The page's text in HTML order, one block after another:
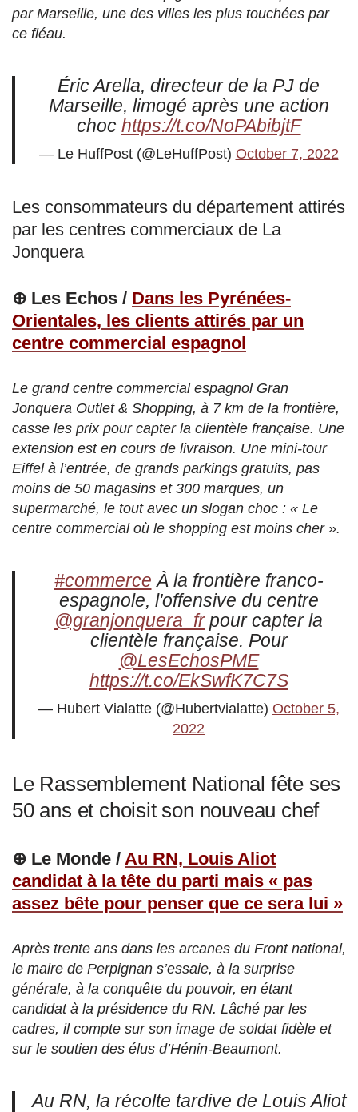
par Marseille, une des villes les plus touchées par
ce fléau.
Éric Arella, directeur de la PJ de
Marseille, limogé après une action
choc https://t.co/NoPAbibjtF
— Le HuffPost (@LeHuffPost) October 7, 2022
Les consommateurs du département attirés
par les centres commerciaux de La
Jonquera
⊕ Les Echos / Dans les Pyrénées-
Orientales, les clients attirés par un
centre commercial espagnol
Le grand centre commercial espagnol Gran
Jonquera Outlet & Shopping, à 7 km de la frontière,
casse les prix pour capter la clientèle française. Une
extension est en cours de livraison. Une mini-tour
Eiffel à l’entrée, de grands parkings gratuits, pas
moins de 50 magasins et 300 marques, un
supermarché, le tout avec un slogan choc : « Le
centre commercial où le shopping est moins cher ».
#commerce À la frontière franco-
espagnole, l'offensive du centre
@granjonquera_frpour capter la
clientèle française. Pour
@LesEchosPME
https://t.co/EkSwfK7C7S
— Hubert Vialatte (@Hubertvialatte) October 5,
2022
Le Rassemblement National fête ses
50 ans et choisit son nouveau chef
⊕ Le Monde / Au RN, Louis Aliot
candidat à la tête du parti mais « pas
assez bête pour penser que ce sera lui »
Après trente ans dans les arcanes du Front national,
le maire de Perpignan s’essaie, à la surprise
générale, à la conquête du pouvoir, en étant
candidat à la présidence du RN. Lâché par les
cadres, il compte sur son image de soldat fidèle et
sur le soutien des élus d’Hénin-Beaumont.
Au RN, la récolte tardive de Louis Aliot